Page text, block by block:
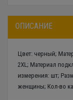
ОПИСАНИЕ
Цвет: черный;
2XL; Материал
измерения: шт;
женщины; Кол-во